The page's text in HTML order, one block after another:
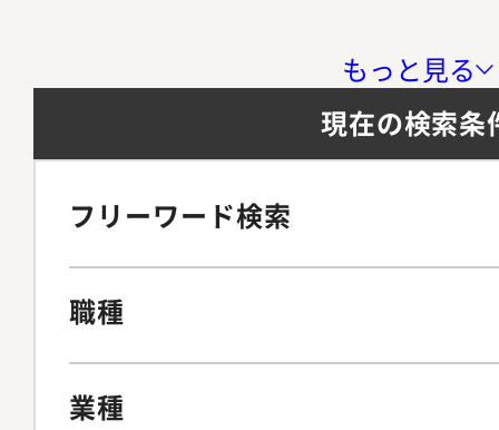
もっと見る
現在の検索条
フリーワード検索
職種
業種